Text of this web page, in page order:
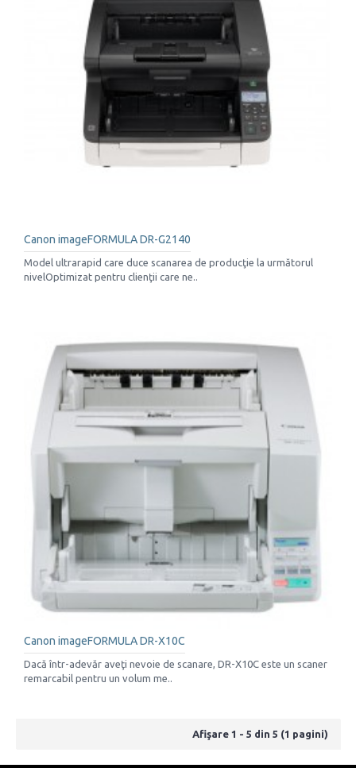
Canon imageFORMULA DR-G2140
Model ultrarapid care duce scanarea de producţie la următorul
nivelOptimizat pentru clienţii care ne..
Canon imageFORMULA DR-X10C
Dacă într-adevăr aveţi nevoie de scanare, DR-X10C este un scaner
remarcabil pentru un volum me..
Afişare 1 - 5 din 5 (1 pagini)